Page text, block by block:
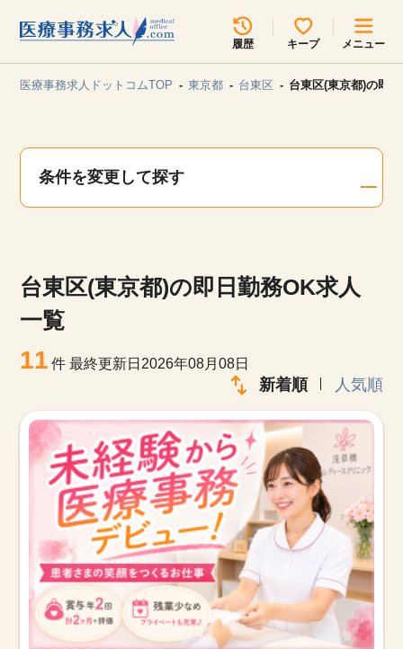
履歴 キープ メニュー
見学会・イベント情報
お知らせ
医療事務求人ドットコムとは
サイトの使い方
就職サポート
人材をお探しの医療機関・企業様
医療事務求人ドットコムTOP 東京都 台東区 台東区(東京都)の即
条件を変更して探す
台東区(東京都)の即日勤務OK求人
一覧
11 件最終更新日2026年08月08日
新着順 人気順
所在地のエリアを選択してください
各支店担当よりご連絡させていただきます。
関東
甲信越・北陸 中国・四国
九州・沖縄